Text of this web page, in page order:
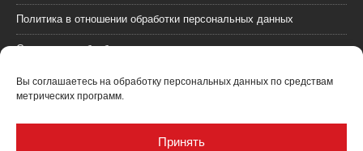
Вы соглашаетесь на обработку персональных данных по средствам
метрических программ.
Принять
Политика в отношении обработки персональных данных
Согласие на обработку персональных данных
Пользовательское соглашение (оферта)